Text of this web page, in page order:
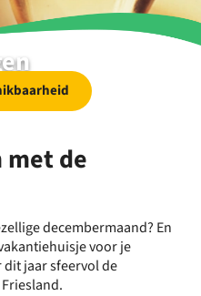
de
decembermaand? En
voor je
jaar sfeervol de